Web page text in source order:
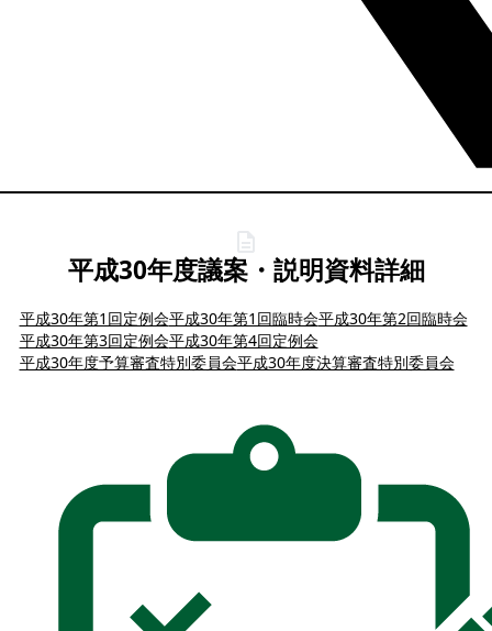
平成30年度議案・説明資料詳細
平成30年第1回定例会平成30年第1回臨時会平成30年第2回臨時会
平成30年第3回定例会平成30年第4回定例会
平成30年度予算審査特別委員会平成30年度決算審査特別委員会